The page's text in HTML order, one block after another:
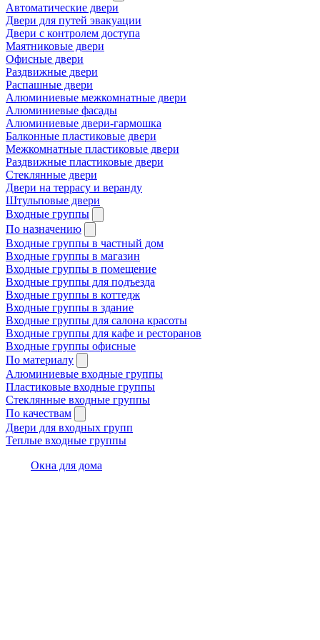
Автоматические двери
Двери для путей эвакуации
Двери с контролем доступа
Маятниковые двери
Офисные двери
Раздвижные двери
Распашные двери
Алюминиевые межкомнатные двери
Алюминиевые фасады
Алюминиевые двери-гармошка
Балконные пластиковые двери
Межкомнатные пластиковые двери
Раздвижные пластиковые двери
Стеклянные двери
Двери на террасу и веранду
Штульповые двери
Входные группы
По назначению
Входные группы в частный дом
Входные группы в магазин
Входные группы в помещение
Входные группы для подъезда
Входные группы в коттедж
Входные группы в здание
Входные группы для салона красоты
Входные группы для кафе и ресторанов
Входные группы офисные
По материалу
Алюминиевые входные группы
Пластиковые входные группы
Стеклянные входные группы
По качествам
Двери для входных групп
Теплые входные группы
Окна для дома